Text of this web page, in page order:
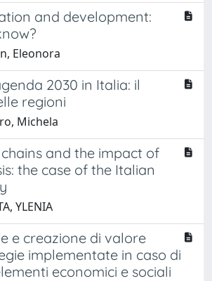
and development:
Eleonora
2030 in Italia: il
regioni
Michela
and the impact of
the case of the Italian
YLENIA
e creazione di valore
implementate in caso di
economici e sociali